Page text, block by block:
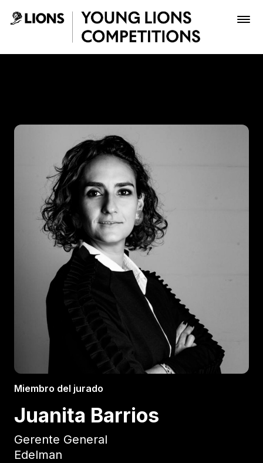
Saltar al contenido principal
Inscribir
Boletería
Miembro del jurado
Juanita Barrios
Gerente General
Edelman